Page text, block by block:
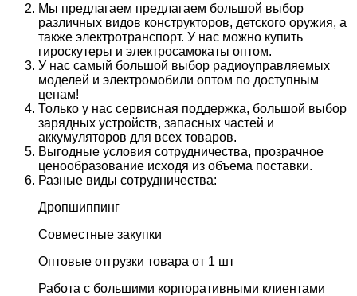
Мы предлагаем предлагаем большой выбор
различных видов конструкторов, детского оружия, а
также электротранспорт. У нас можно купить
гироскутеры и электросамокаты оптом.
У нас самый большой выбор радиоуправляемых
моделей и электромобили оптом по доступным
ценам!
Только у нас сервисная поддержка, большой выбор
зарядных устройств, запасных частей и
аккумуляторов для всех товаров.
Выгодные условия сотрудничества, прозрачное
ценообразование исходя из объема поставки.
Разные виды сотрудничества:
Дропшиппинг
Совместные закупки
Оптовые отгрузки товара от 1 шт
Работа с большими корпоративными клиентами